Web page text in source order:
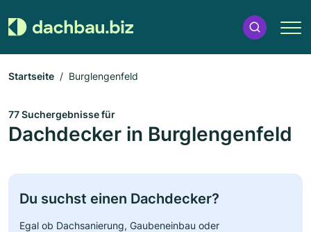
Startseite Burglengenfeld
77 Suchergebnisse für
Dachdecker in Burglengenfeld
Du suchst einen Dachdecker?
Egal ob Dachsanierung, Gaubeneinbau oder